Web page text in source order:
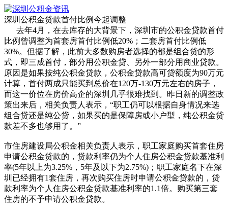
深圳公积金贷款首付比例今起调整
去年4月，在去库存的大背景下，深圳市的公积金贷款首付
比例曾调整为首套房首付比例低20%；二套房首付比例低
30%。但据了解，此前大多数购房者选择的都是组合贷的形
式，即三成首付，部分用公积金贷、另外一部分用商业贷款。
原因是如果按纯公积金贷款，公积金贷款高可贷额度为90万元
计算，首付两成只能买到总价在120万-130万元左右的房子，
而这一价位在房价高企的深圳几乎很难找到。昨日新的调整政
策出来后，相关负责人表示，“职工仍可以根据自身情况来选
组合贷还是纯公贷，如果买的是保障房或小户型，纯公积金贷
款差不多也够用了。”
市住房建设局公积金相关负责人表示，职工家庭购买首套住房
申请公积金贷款的，贷款利率仍为个人住房公积金贷款基准利
率(5年以上为3.25%，5年及以下为2.75%)；职工家庭名下在深
圳已经拥有1套住房，再次购买住房时申请公积金贷款的，贷
款利率为个人住房公积金贷款基准利率的1.1倍。购买第三套
住房的不予申请公积金贷款。